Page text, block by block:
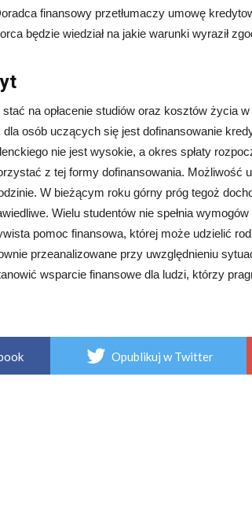
finansowy przetłumaczy umowę
będzie wiedział na jakie warunki wyraził
na opłacenie studiów oraz kosztów życia
osób uczących się jest dofinansowanie
nie jest wysokie, a okres spłaty
z tej formy dofinansowania. Możliwość
W bieżącym roku górny próg tegoż
Wielu studentów nie spełnia
pomoc finansowa, której może udzielić
przeanalizowane przy uwzględnieniu
wsparcie finansowe dla ludzi, którzy
Opublikuj w Twitter